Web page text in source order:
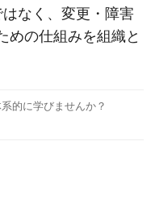
なく、変更・障害
めの仕組みを組織と
的に学びませんか？